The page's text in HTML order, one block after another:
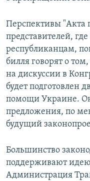
Перспективы "Акта
представителей,
республиканцам,
билля говорят о
на дискуссии в
будет подготовлен
помощи Украине.
предложения, по
будущий
Большинство
поддерживают
Администрация